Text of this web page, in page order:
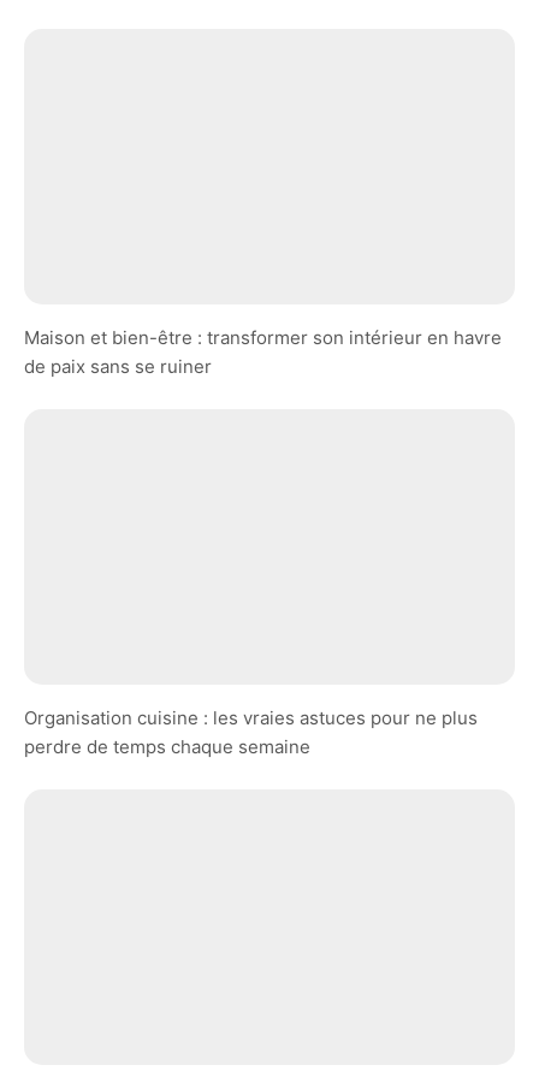
Maison et bien-être : transformer son intérieur en havre
de paix sans se ruiner
Organisation cuisine : les vraies astuces pour ne plus
perdre de temps chaque semaine